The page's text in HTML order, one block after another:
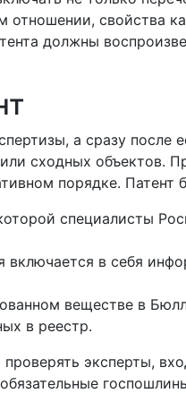
свойства
должны
а сразу
сходных объектов.
порядке.
специалисты
включается в себя
веществе в
в реестр.
эксперты,